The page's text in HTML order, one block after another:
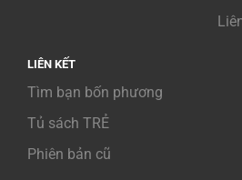
LIÊN KẾT
Tìm bạn bốn phương
Tủ sách TRẺ
Phiên bản cũ